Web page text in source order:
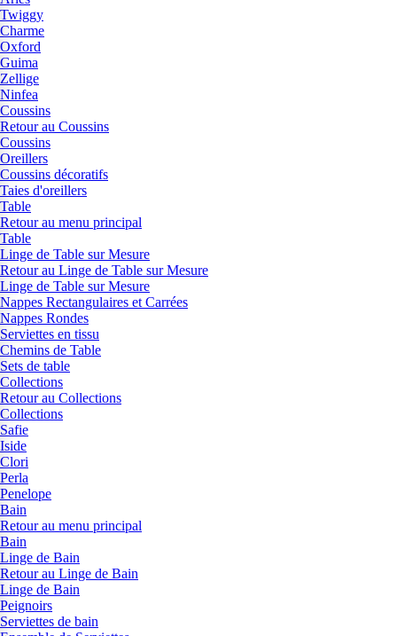
Twiggy
Charme
Oxford
Guima
Zellige
Ninfea
Coussins
Retour au Coussins
Coussins
Oreillers
Coussins décoratifs
Taies d'oreillers
Table
Retour au menu principal
Table
Linge de Table sur Mesure
Retour au Linge de Table sur Mesure
Linge de Table sur Mesure
Nappes Rectangulaires et Carrées
Nappes Rondes
Serviettes en tissu
Chemins de Table
Sets de table
Collections
Retour au Collections
Collections
Safie
Iside
Clori
Perla
Penelope
Bain
Retour au menu principal
Bain
Linge de Bain
Retour au Linge de Bain
Linge de Bain
Peignoirs
Serviettes de bain